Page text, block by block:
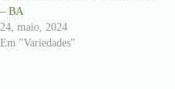
– BA
24, maio, 2024
Em "Variedades"